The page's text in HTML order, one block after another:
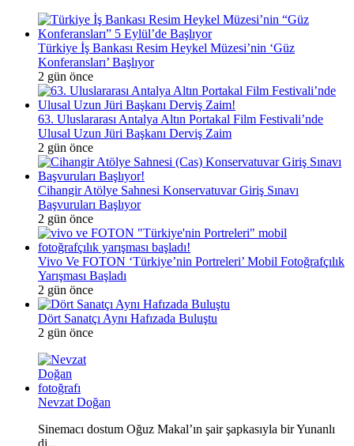
Türkiye İş Bankası Resim Heykel Müzesi’nin ‘Güz
Konferansları’ Başlıyor
2 gün önce
63. Uluslararası Antalya Altın Portakal Film Festivali’nde
Ulusal Uzun Jüri Başkanı Derviş Zaim
2 gün önce
Cihangir Atölye Sahnesi Konservatuvar Giriş Sınavı
Başvuruları Başlıyor
2 gün önce
Vivo Ve FOTON ‘Türkiye’nin Portreleri’ Mobil Fotoğrafçılık
Yarışması Başladı
2 gün önce
Dört Sanatçı Aynı Hafızada Buluştu
2 gün önce
Nevzat Doğan
Sinemacı dostum Oğuz Makal’ın şair şapkasıyla bir Yunanlı
di...